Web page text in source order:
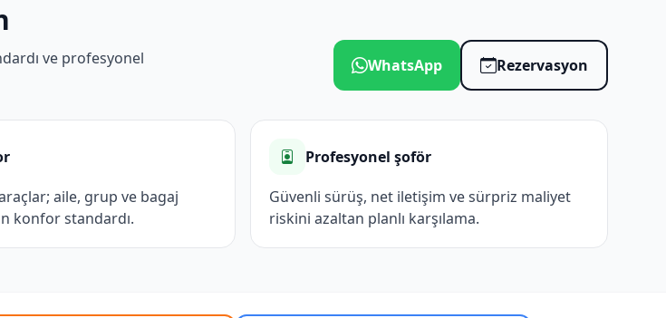
ve profesyonel
WhatsApp Rezervasyon
aile, grup ve bagaj
konfor standardı.
Profesyonel şoför
Güvenli sürüş, net iletişim ve sürpriz maliyet
riskini azaltan planlı karşılama.